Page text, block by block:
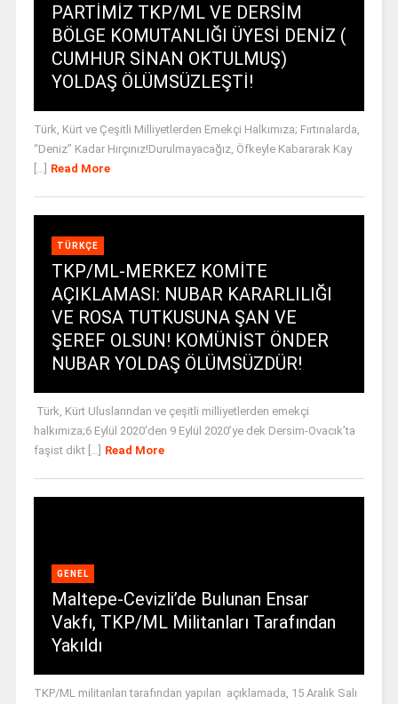
PARTİMİZ TKP/ML VE DERSİM
BÖLGE KOMUTANLIĞI ÜYESİ DENİZ (
CUMHUR SİNAN OKTULMUŞ)
YOLDAŞ ÖLÜMSÜZLEŞTİ!
Türk, Kürt ve Çeşitli Milliyetlerden Emekçi Halkımıza; Fırtınalarda,
“Deniz” Kadar Hırçınız!Durulmayacağız, Öfkeyle Kabararak Kay
Read More
TÜRKÇE
TKP/ML-MERKEZ KOMİTE
AÇIKLAMASI: NUBAR KARARLILIĞI
VE ROSA TUTKUSUNA ŞAN VE
ŞEREF OLSUN! KOMÜNİST ÖNDER
NUBAR YOLDAŞ ÖLÜMSÜZDÜR!
Türk, Kürt Uluslarından ve çeşitli milliyetlerden emekçi
halkımıza;6 Eylül 2020’den 9 Eylül 2020’ye dek Dersim-Ovacık’ta
faşist dikt [...]
Read More
GENEL
Maltepe-Cevizli’de Bulunan Ensar
Vakfı, TKP/ML Militanları Tarafından
Yakıldı
TKP/ML militanları tarafından yapılan açıklamada, 15 Aralık Salı